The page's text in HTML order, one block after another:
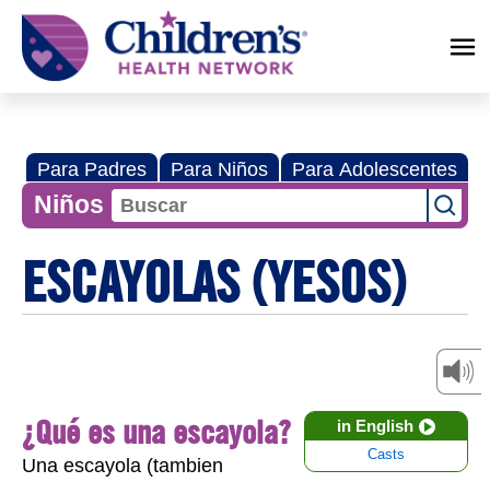
Children's
Health
Network
Para Padres Para Niños Para Adolescentes
Niños
ESCAYOLAS (YESOS)
in English
Casts
¿Qué es una escayola?
Una escayola (tambien